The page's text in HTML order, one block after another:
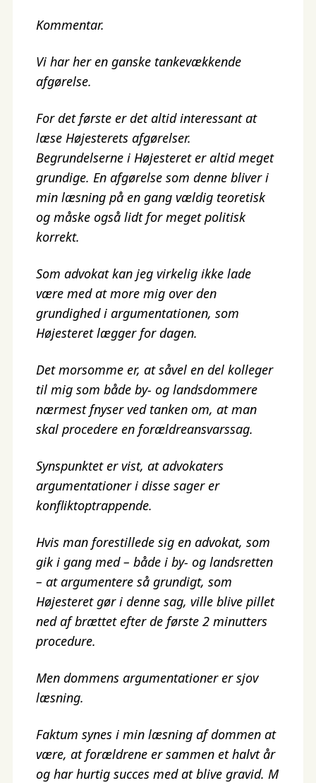
Kommentar.
Vi har her en ganske tankevækkende
afgørelse.
For det første er det altid interessant at
læse Højesterets afgørelser.
Begrundelserne i Højesteret er altid meget
grundige. En afgørelse som denne bliver i
min læsning på en gang vældig teoretisk
og måske også lidt for meget politisk
korrekt.
Som advokat kan jeg virkelig ikke lade
være med at more mig over den
grundighed i argumentationen, som
Højesteret lægger for dagen.
Det morsomme er, at såvel en del kolleger
til mig som både by- og landsdommere
nærmest fnyser ved tanken om, at man
skal procedere en forældreansvarssag.
Synspunktet er vist, at advokaters
argumentationer i disse sager er
konfliktoptrappende.
Hvis man forestillede sig en advokat, som
gik i gang med – både i by- og landsretten
– at argumentere så grundigt, som
Højesteret gør i denne sag, ville blive pillet
ned af brættet efter de første 2 minutters
procedure.
Men dommens argumentationer er sjov
læsning.
Faktum synes i min læsning af dommen at
være, at forældrene er sammen et halvt år
og har hurtig succes med at blive gravid. M